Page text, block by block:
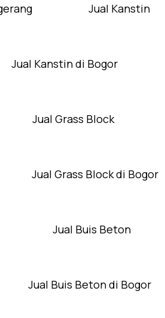
Jual Kanstin
Jual Kanstin di Bogor
Jual Grass Block
Jual Grass Block di Bogor
Jual Buis Beton
Jual Buis Beton di Bogor